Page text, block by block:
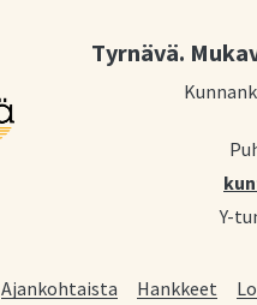
Tyrnävä.
Y-
Ajankohtaista Hankkeet